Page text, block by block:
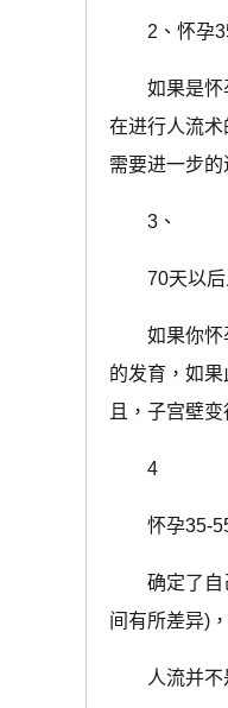
2、怀孕35
如果是怀孕
在进行人流
需要进一步
3、
70天以后
如果你怀孕
的发育，如
且，子宫壁
4
怀孕35-55
确定了自己
间有所差异)
人流并不是